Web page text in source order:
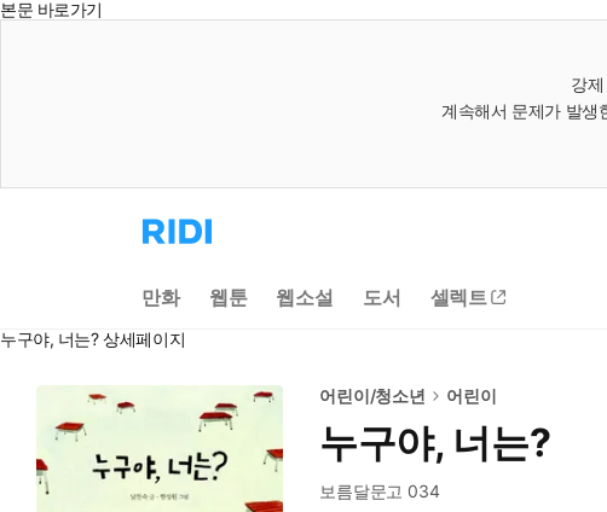
본문 바로가기
강
계속해서 문제가 발생
리
디
으
로
동
만화 웹툰 웹소설 도서 셀렉트
누구야, 너는? 상세페이지
어린이/청소년 어린이
누구야, 너는?
보름달문고 034